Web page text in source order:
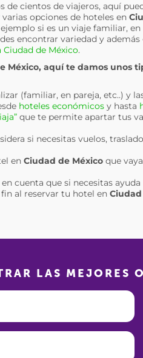
de cientos de viajeros, aquí
opciones de hoteles en
si es un viaje familiar,
encontrar variedad y
Ciudad de México.
México, aquí te damos unos
(familiar, en pareja, etc..) y
hoteles económicosy hasta
que te permite apartar tus
si necesitas vuelos,
en Ciudad de Méxicoque
cuenta que si necesitas
al reservar tu hotel en
LAS MEJORES